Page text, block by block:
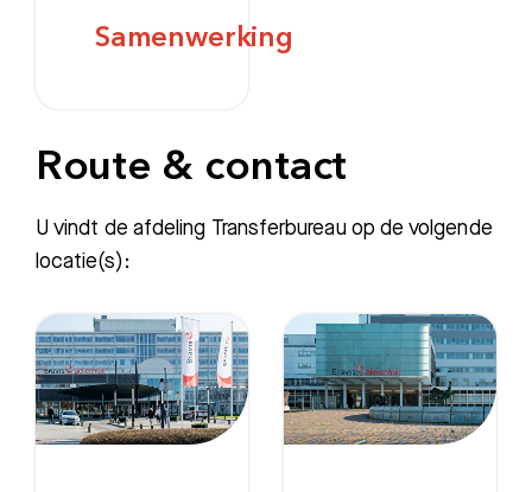
Samenwerking
Route & contact
U vindt de afdeling Transferbureau op de volgende
locatie(s):